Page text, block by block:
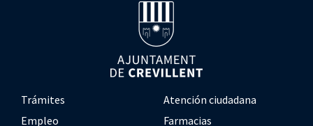
Trámites
Atención ciudadana
Empleo
Farmacias